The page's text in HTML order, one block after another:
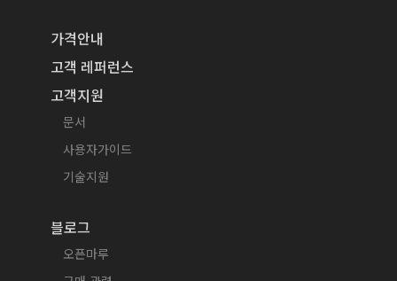
가격안내
고객 레퍼런스
고객지원
문서
사용자가이드
기술지원
블로그
오픈마루